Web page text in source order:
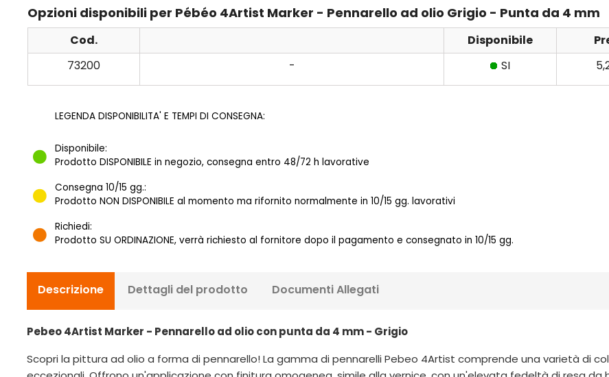
Opzioni disponibili per Pébéo 4Artist Marker - Pennarello ad olio Grigio - Punta da 4 mm
Cod. Disponibile
73200
- SI
LEGENDA DISPONIBILITA' E TEMPI DI CONSEGNA:
Disponibile:
Prodotto DISPONIBILE in negozio, consegna entro 48/72 h lavorative
Consegna 10/15 gg.:
Prodotto NON DISPONIBILE al momento ma rifornito normalmente in 10/15 gg. lavorativi
Richiedi:
Prodotto SU ORDINAZIONE, verrà richiesto al fornitore dopo il pagamento e consegnato in 10/15 gg.
Descrizione Dettagli del prodotto Documenti Allegati
Pebeo 4Artist Marker - Pennarello ad olio con punta da 4 mm - Grigio
Scopri la pittura ad olio a forma di pennarello! La gamma di pennarelli Pebeo 4Artist comprende una varietà di